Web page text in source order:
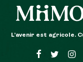
L’avenir est agricole.